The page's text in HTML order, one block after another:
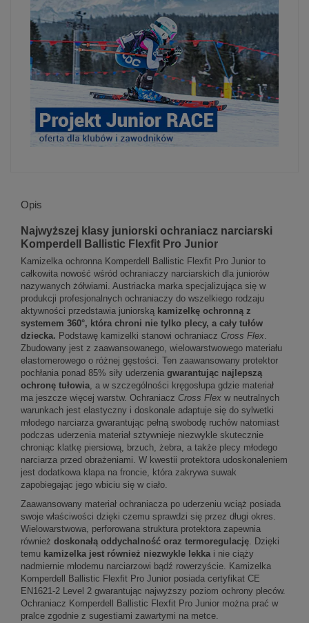
Opis
Najwyższej klasy juniorski ochraniacz narciarski
Komperdell Ballistic Flexfit Pro Junior
Kamizelka ochronna Komperdell Ballistic Flexfit Pro Junior to
całkowita nowość wśród ochraniaczy narciarskich dla juniorów
nazywanych żółwiami. Austriacka marka specjalizująca się w
produkcji profesjonalnych ochraniaczy do wszelkiego rodzaju
aktywności przedstawia juniorską kamizelkę ochronną z
systemem 360°, która chroni nie tylko plecy, a cały tułów
dziecka. Podstawę kamizelki stanowi ochraniacz Cross Flex
Zbudowany jest z zaawansowanego, wielowarstwowego materiału
elastomerowego o różnej gęstości. Ten zaawansowany protektor
pochłania ponad 85% siły uderzenia gwarantując najlepszą
ochronę tułowia , a w szczególności kręgosłupa gdzie materiał
ma jeszcze więcej warstw. Ochraniacz Cross Flex w neutralnych
warunkach jest elastyczny i doskonale adaptuje się do sylwetki
młodego narciarza gwarantując pełną swobodę ruchów natomiast
podczas uderzenia materiał sztywnieje niezwykle skutecznie
chroniąc klatkę piersiową, brzuch, żebra, a także plecy młodego
narciarza przed obrażeniami. W kwestii protektora udoskonaleniem
jest dodatkowa klapa na froncie, która zakrywa suwak
zapobiegając jego wbiciu się w ciało.
Zaawansowany materiał ochraniacza po uderzeniu wciąż posiada
swoje właściwości dzięki czemu sprawdzi się przez długi okres.
Wielowarstwowa, perforowana struktura protektora zapewnia
również doskonałą oddychalność oraz termoregulację . Dzięki
temu kamizelka jest również niezwykle lekka i nie ciąży
nadmiernie młodemu narciarzowi bądź rowerzyście. Kamizelka
Komperdell Ballistic Flexfit Pro Junior posiada certyfikat CE
EN1621-2 Level 2 gwarantując najwyższy poziom ochrony pleców.
Ochraniacz Komperdell Ballistic Flexfit Pro Junior można prać w
pralce zgodnie z sugestiami zawartymi na metce.